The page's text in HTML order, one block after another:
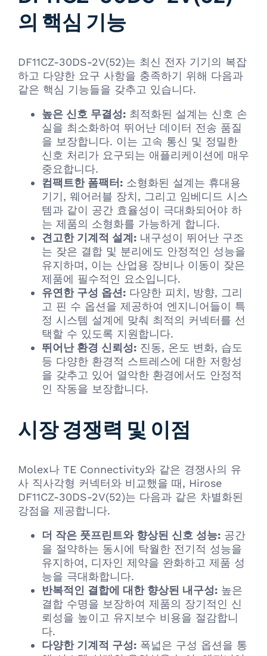
의 핵심 기능
DF11CZ-30DS-2V(52)는 최신 전자 기기의 복잡
하고 다양한 요구 사항을 충족하기 위해 다음과
같은 핵심 기능들을 갖추고 있습니다.
높은 신호 무결성: 최적화된 설계는 신호 손
실을 최소화하여 뛰어난 데이터 전송 품질
을 보장합니다. 이는 고속 통신 및 정밀한
신호 처리가 요구되는 애플리케이션에 매우
중요합니다.
컴팩트한 폼팩터: 소형화된 설계는 휴대용
기기, 웨어러블 장치, 그리고 임베디드 시스
템과 같이 공간 효율성이 극대화되어야 하
는 제품의 소형화를 가능하게 합니다.
견고한 기계적 설계: 내구성이 뛰어난 구조
는 잦은 결합 및 분리에도 안정적인 성능을
유지하며, 이는 산업용 장비나 이동이 잦은
제품에 필수적인 요소입니다.
유연한 구성 옵션: 다양한 피치, 방향, 그리
고 핀 수 옵션을 제공하여 엔지니어들이 특
정 시스템 설계에 맞춰 최적의 커넥터를 선
택할 수 있도록 지원합니다.
뛰어난 환경 신뢰성: 진동, 온도 변화, 습도
등 다양한 환경적 스트레스에 대한 저항성
을 갖추고 있어 열악한 환경에서도 안정적
인 작동을 보장합니다.
시장 경쟁력 및 이점
Molex나 TE Connectivity와 같은 경쟁사의 유
사 직사각형 커넥터와 비교했을 때, Hirose
DF11CZ-30DS-2V(52)는 다음과 같은 차별화된
강점을 제공합니다.
더 작은 풋프린트와 향상된 신호 성능: 공간
을 절약하는 동시에 탁월한 전기적 성능을
유지하여, 디자인 제약을 완화하고 제품 성
능을 극대화합니다.
반복적인 결합에 대한 향상된 내구성: 높은
결합 수명을 보장하여 제품의 장기적인 신
뢰성을 높이고 유지보수 비용을 절감합니
다.
다양한 기계적 구성: 폭넓은 구성 옵션을 통